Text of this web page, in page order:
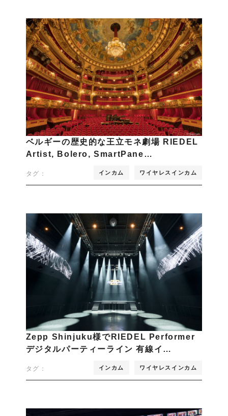
ベルギーの歴史的な王立モネ劇場 RIEDEL
Artist, Bolero, SmartPane…
タグ： インカム ワイヤレスインカム
Zepp Shinjuku様でRIEDEL Performer
デジタルパーティーライン 有線イ…
タグ： インカム ワイヤレスインカム